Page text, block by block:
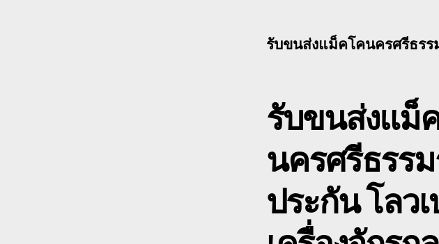
รับขนส่งแม็คโคนครศรีธรร
รับขนส่งแม็
นครศรีธรร
ประกัน โลว